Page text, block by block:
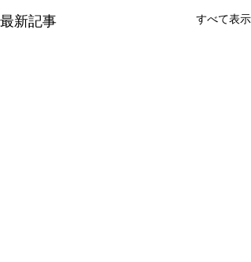
最新記事 すべて表示